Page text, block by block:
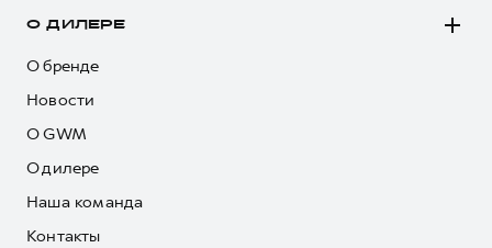
О ДИЛЕРЕ
О бренде
Новости
О GWM
О дилере
Наша команда
Контакты